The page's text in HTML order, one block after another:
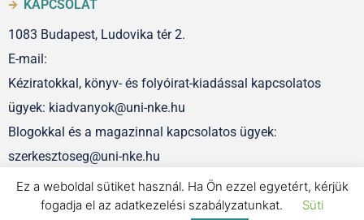
KAPCSOLAT
1083 Budapest, Ludovika tér 2.
E-mail:
Kéziratokkal, könyv- és folyóirat-kiadással kapcsolatos
ügyek: kiadvanyok@uni-nke.hu
Blogokkal és a magazinnal kapcsolatos ügyek:
szerkesztoseg@uni-nke.hu
IMPRESSZUM
Ez a weboldal sütiket használ. Ha Ön ezzel egyetért, kérjük
fogadja el az adatkezelési szabályzatunkat.
Süti